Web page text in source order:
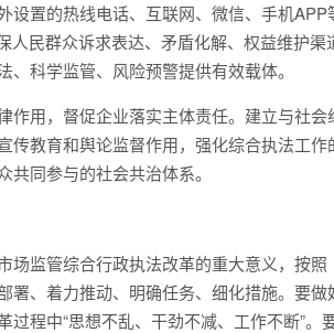
设置的热线电话、互联网、微信、手机
人民群众诉求表达、矛盾化解、权益维护
科学监管、风险预警提供有效载体。
作用，督促企业落实主体责任。建立与社
传教育和舆论监督作用，强化综合执法工
同参与的社会共治体系。
场监管综合行政执法改革的重大意义，按
署、着力推动、明确任务、细化措施。要
程中“思想不乱、干劲不减、工作不断”。